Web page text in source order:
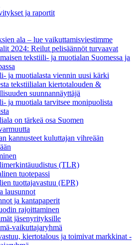
ja raportit
ala – lue vaikuttamis­viestimme
2024: Reilut pelisäännöt turvaavat
tekstiili- ja muotialan Suomessa ja
ja muotialasta viennin uusi kärki
tekstiilialan kiertotalouden &
suunnannäyttäjä
ja muotiala tarvitsee monipuolista
on tärkeä osa Suomen
kannusteet kuluttajan vihreään
(TLR)
tuotepassi
tuottajavastuu (EPR)
lausunnot
ja kantapaperit
rajoittaminen
jäsenyrityksille
vaikuttajaryhmä
kiertotalous ja toimivat markkinat -